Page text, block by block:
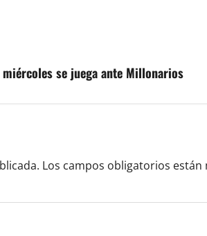
se juega ante Millonarios
Los campos obligatorios están